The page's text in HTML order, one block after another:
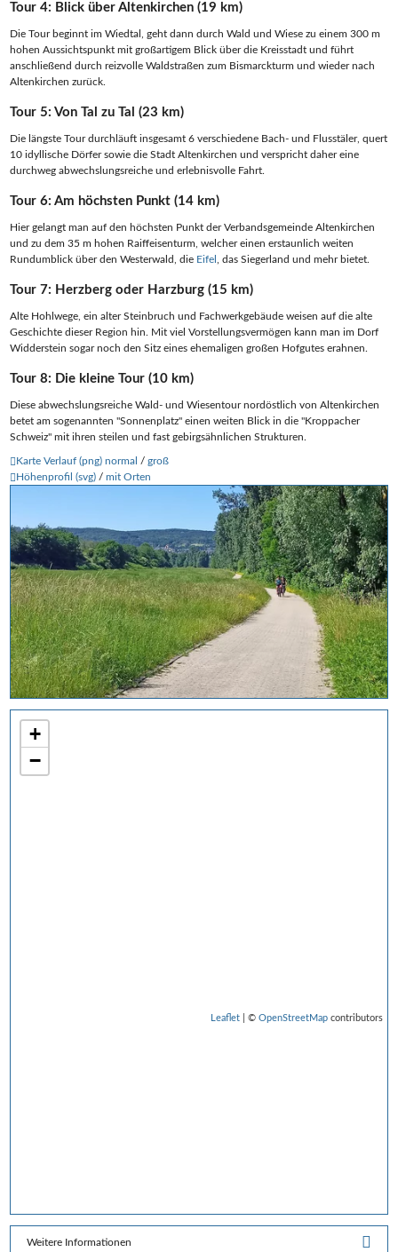
+
−
Leaflet| © OpenStreetMapcontributors
Weitere Informationen
Tour 4: Blick über Altenkirchen (19 km)
Die Tour beginnt im Wiedtal, geht dann durch Wald und Wiese zu einem 300 m
hohen Aussichtspunkt mit großartigem Blick über die Kreisstadt und führt
anschließend durch reizvolle Waldstraßen zum Bismarckturm und wieder nach
Altenkirchen zurück.
Tour 5: Von Tal zu Tal (23 km)
Die längste Tour durchläuft insgesamt 6 verschiedene Bach- und Flusstäler, quert
10 idyllische Dörfer sowie die Stadt Altenkirchen und verspricht daher eine
durchweg abwechslungsreiche und erlebnisvolle Fahrt.
Tour 6: Am höchsten Punkt (14 km)
Hier gelangt man auf den höchsten Punkt der Verbandsgemeinde Altenkirchen
und zu dem 35 m hohen Raiffeisenturm, welcher einen erstaunlich weiten
Rundumblick über den Westerwald, die Eifel, das Siegerland und mehr bietet.
Tour 7: Herzberg oder Harzburg (15 km)
Alte Hohlwege, ein alter Steinbruch und Fachwerkgebäude weisen auf die alte
Geschichte dieser Region hin. Mit viel Vorstellungsvermögen kann man im Dorf
Widderstein sogar noch den Sitz eines ehemaligen großen Hofgutes erahnen.
Tour 8: Die kleine Tour (10 km)
Diese abwechslungsreiche Wald- und Wiesentour nordöstlich von Altenkirchen
betet am sogenannten "Sonnenplatz" einen weiten Blick in die "Kroppacher
Schweiz" mit ihren steilen und fast gebirgsähnlichen Strukturen.
Karte Verlauf (png) normal /groß
Höhenprofil (svg) /mit Orten